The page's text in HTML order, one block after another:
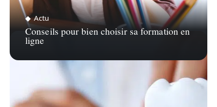
Actu
Conseils pour bien choisir sa formation en
ligne